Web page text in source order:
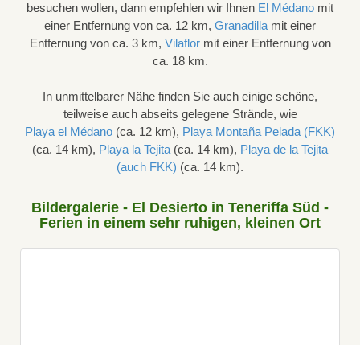
besuchen wollen, dann empfehlen wir Ihnen El Médano mit
einer Entfernung von ca. 12 km, Granadilla mit einer
Entfernung von ca. 3 km, Vilaflormit einer Entfernung von
ca. 18 km.
In unmittelbarer Nähe finden Sie auch einige schöne,
teilweise auch abseits gelegene Strände, wie
Playa el Médano (ca. 12 km), Playa Montaña Pelada (FKK)
(ca. 14 km), Playa la Tejita (ca. 14 km), Playa de la Tejita
(auch FKK) (ca. 14 km).
Bildergalerie - El Desierto in Teneriffa Süd -
Ferien in einem sehr ruhigen, kleinen Ort